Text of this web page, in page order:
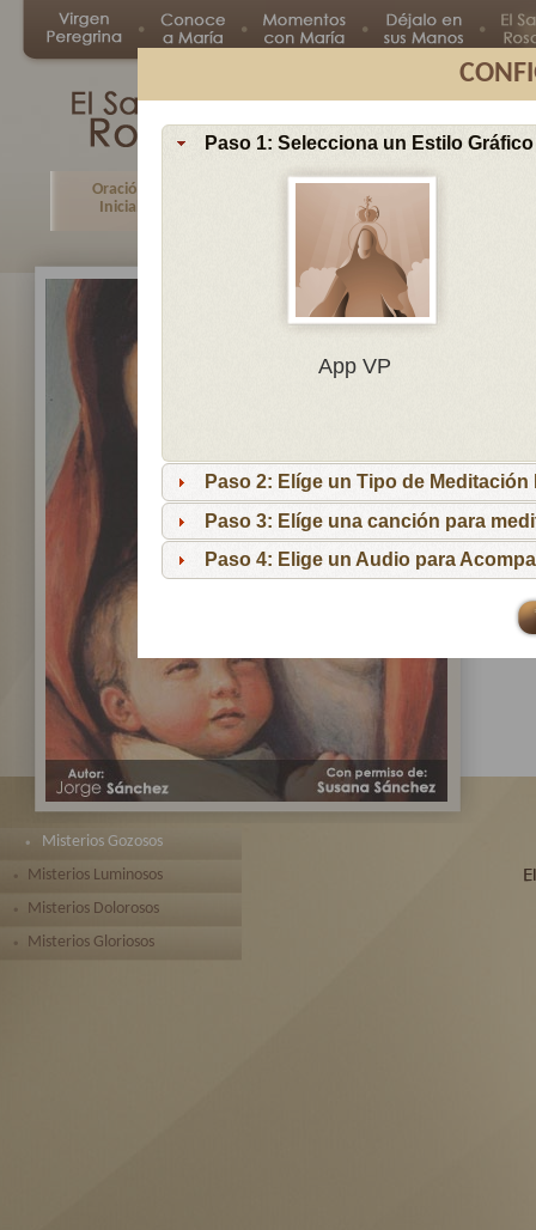
Paso 1: Selecciona un Estilo Gráfico
App VP
Paso 2: Elíge un Tipo de Meditación
Paso 3: Elíge una canción para
Paso 4: Elige un Audio para
Oración
Inicial
Misterio
Misterios Gozosos
Misterios Luminosos
Misterios Dolorosos
Misterios Gloriosos